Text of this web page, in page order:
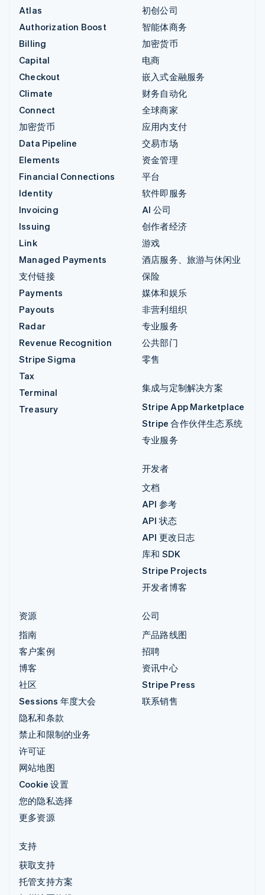
Atlas
Authorization Boost
Billing
Capital
Checkout
Climate
Connect
加密货币
Data Pipeline
Elements
Financial Connections
Identity
Invoicing
Issuing
Link
Managed Payments
支付链接
Payments
Payouts
Radar
Revenue Recognition
Stripe Sigma
Tax
Terminal
Treasury
初创公司
智能体商务
加密货币
电商
嵌入式金融服务
财务自动化
全球商家
应用内支付
交易市场
资金管理
平台
软件即服务
AI 公司
创作者经济
游戏
酒店服务、旅游与休闲业
保险
媒体和娱乐
非营利组织
专业服务
公共部门
零售
集成与定制解决方案
Stripe App Marketplace
Stripe 合作伙伴生态系统
专业服务
开发者
文档
API 参考
API 状态
API 更改日志
库和 SDK
Stripe Projects
开发者博客
资源
指南
客户案例
博客
社区
Sessions 年度大会
隐私和条款
禁止和限制的业务
许可证
网站地图
Cookie 设置
您的隐私选择
更多资源
公司
产品路线图
招聘
资讯中心
Stripe Press
联系销售
支持
获取支持
托管支持方案